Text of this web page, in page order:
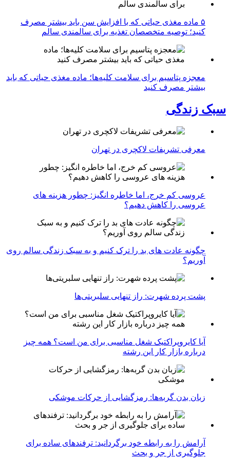
۵ ماده مغذی حیاتی که با افزایش سن باید بیشتر مصرف
کنید؛ توصیه متخصصان تغذیه برای سالمندی سالم
معجزه پتاسیم برای سلامت کلیه‌ها؛ ماده مغذی حیاتی که باید
بیشتر مصرف کنید
سبک زندگی
معرفی تشریفات لاکچری در تهران
عروسی کم خرج، اما خاطره انگیز: چطور هزینه های
عروسی را کاهش دهیم؟
چگونه عادت‌ های بد را ترک کنیم و به سبک زندگی سالم روی
آوریم؟
پشت پرده شهرت: راز تنهایی سلبریتی‌ها
آیا کایروپراکتیک شغل مناسبی برای من است؟ همه چیز
درباره بازار کار این رشته
زبان بدن گربه‌ها: رمزگشایی از حرکات موشکی
آرامش را به رابطه خود برگردانید: ترفندهای ساده برای
جلوگیری از جر و بحث